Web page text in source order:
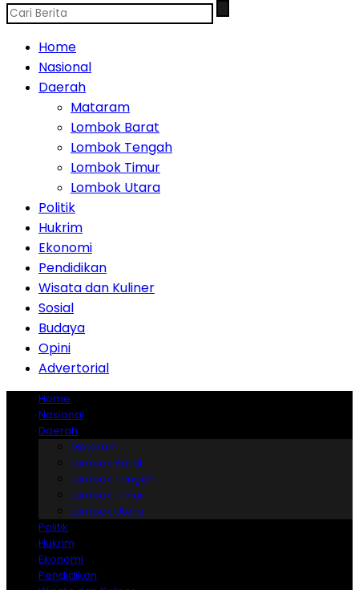
Home
Nasional
Daerah
Mataram
Lombok Barat
Lombok Tengah
Lombok Timur
Lombok Utara
Politik
Hukrim
Ekonomi
Pendidikan
Wisata dan Kuliner
Sosial
Budaya
Opini
Advertorial
Home
Nasional
Daerah
Mataram
Lombok Barat
Lombok Tengah
Lombok Timur
Lombok Utara
Politik
Hukrim
Ekonomi
Pendidikan